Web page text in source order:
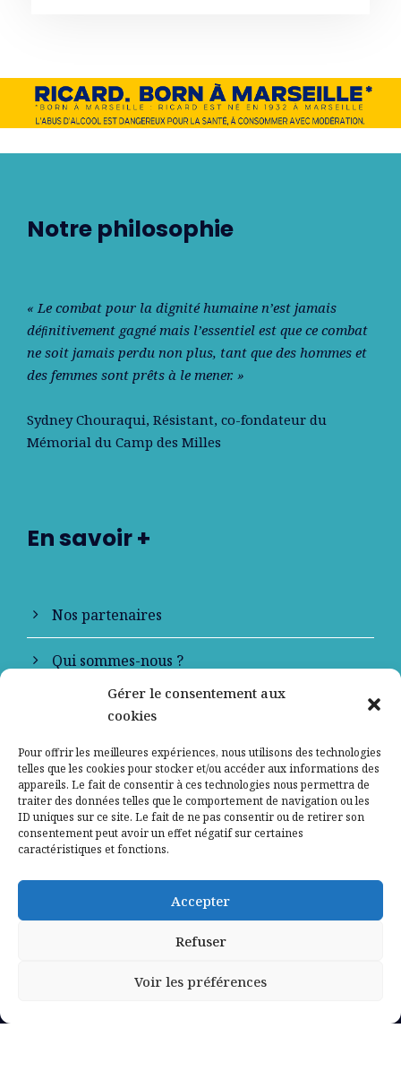
Gérer le consentement aux
cookies
Pour offrir les meilleures expériences, nous utilisons des technologies
telles que les cookies pour stocker et/ou accéder aux informations des
appareils. Le fait de consentir à ces technologies nous permettra de
traiter des données telles que le comportement de navigation ou les
ID uniques sur ce site. Le fait de ne pas consentir ou de retirer son
consentement peut avoir un effet négatif sur certaines
caractéristiques et fonctions.
Accepter
Refuser
Voir les préférences
Notre philosophie
« Le combat pour la dignité humaine n’est jamais
déﬁnitivement gagné mais l’essentiel est que ce combat
ne soit jamais perdu non plus, tant que des hommes et
des femmes sont prêts à le mener. »
Sydney Chouraqui, Résistant, co-fondateur du
Mémorial du Camp des Milles
En savoir +
Nos partenaires
Qui sommes-nous ?
Contactez-nous
Mentions légales
Politique de confidentialité